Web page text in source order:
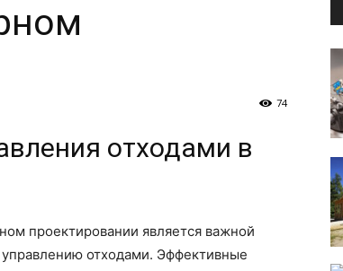
74
отходами в
проектировании является важной
отходами. Эффективные